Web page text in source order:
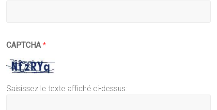
CAPTCHA*
Saisissez le texte affiché ci-dessus: